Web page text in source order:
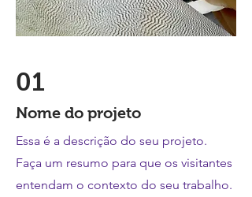
01
Nome do projeto
Essa é a descrição do seu projeto.
Faça um resumo para que os visitantes
entendam o contexto do seu trabalho.